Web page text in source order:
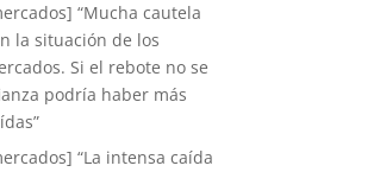
“Mucha cautela
la situación de los
Si el rebote no se
podría haber más
“La intensa caída